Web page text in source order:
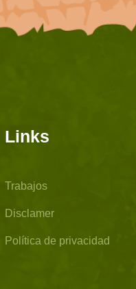
Links
Trabajos
Disclamer
Política de privacidad